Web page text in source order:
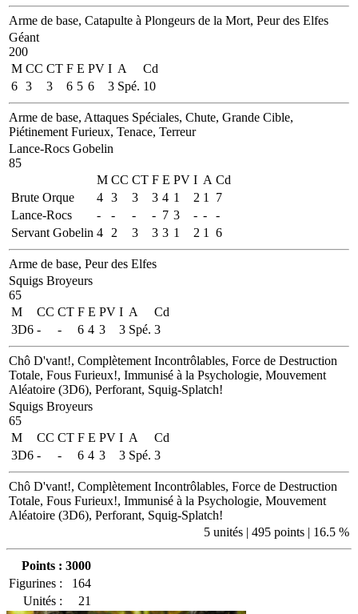
Arme de base, Catapulte à Plongeurs de la Mort, Peur des Elfes
Géant
200
M CC CT F E PV I A
Cd
6 3 3 6 5 6 3 Spé. 10
Arme de base, Attaques Spéciales, Chute, Grande Cible,
Piétinement Furieux, Tenace, Terreur
Lance-Rocs Gobelin
85
M CC CT F E PV I A Cd
Brute Orque
4 3 3 3 4 1 2 1
7
Lance-Rocs
- - - - 7 3 - -
-
Servant Gobelin 4 2 3 3 3 1 2 1 6
Arme de base, Peur des Elfes
Squigs Broyeurs
65
M
CC CT F E PV I A
Cd
3D6 - - 6 4 3 3 Spé. 3
Chô D'vant!, Complètement Incontrôlables, Force de Destruction
Totale, Fous Furieux!, Immunisé à la Psychologie, Mouvement
Aléatoire (3D6), Perforant, Squig-Splatch!
Squigs Broyeurs
65
M
CC CT F E PV I A
Cd
3D6 - - 6 4 3 3 Spé. 3
Chô D'vant!, Complètement Incontrôlables, Force de Destruction
Totale, Fous Furieux!, Immunisé à la Psychologie, Mouvement
Aléatoire (3D6), Perforant, Squig-Splatch!
5 unités | 495 points | 16.5 %
Points : 3000
Figurines :
164
Unités :
21